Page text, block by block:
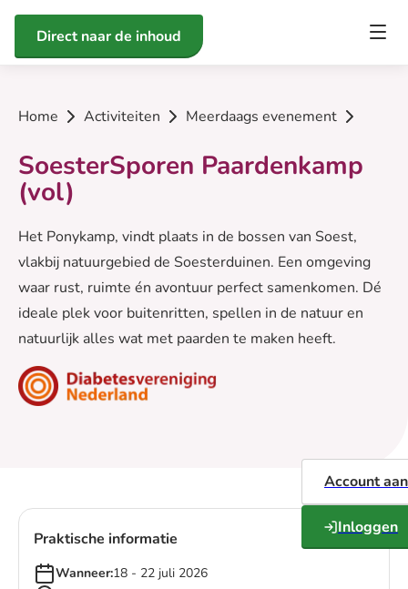
Direct naar de inhoud
Account
Inloggen
Home Activiteiten Meerdaags evenement
SoesterSporen Paardenkamp
(vol)
Het Ponykamp, vindt plaats in de bossen van Soest,
vlakbij natuurgebied de Soesterduinen. Een omgeving
waar rust, ruimte én avontuur perfect samenkomen. Dé
ideale plek voor buitenritten, spellen in de natuur en
natuurlijk alles wat met paarden te maken heeft.
Praktische informatie
Wanneer:18 - 22 juli 2026